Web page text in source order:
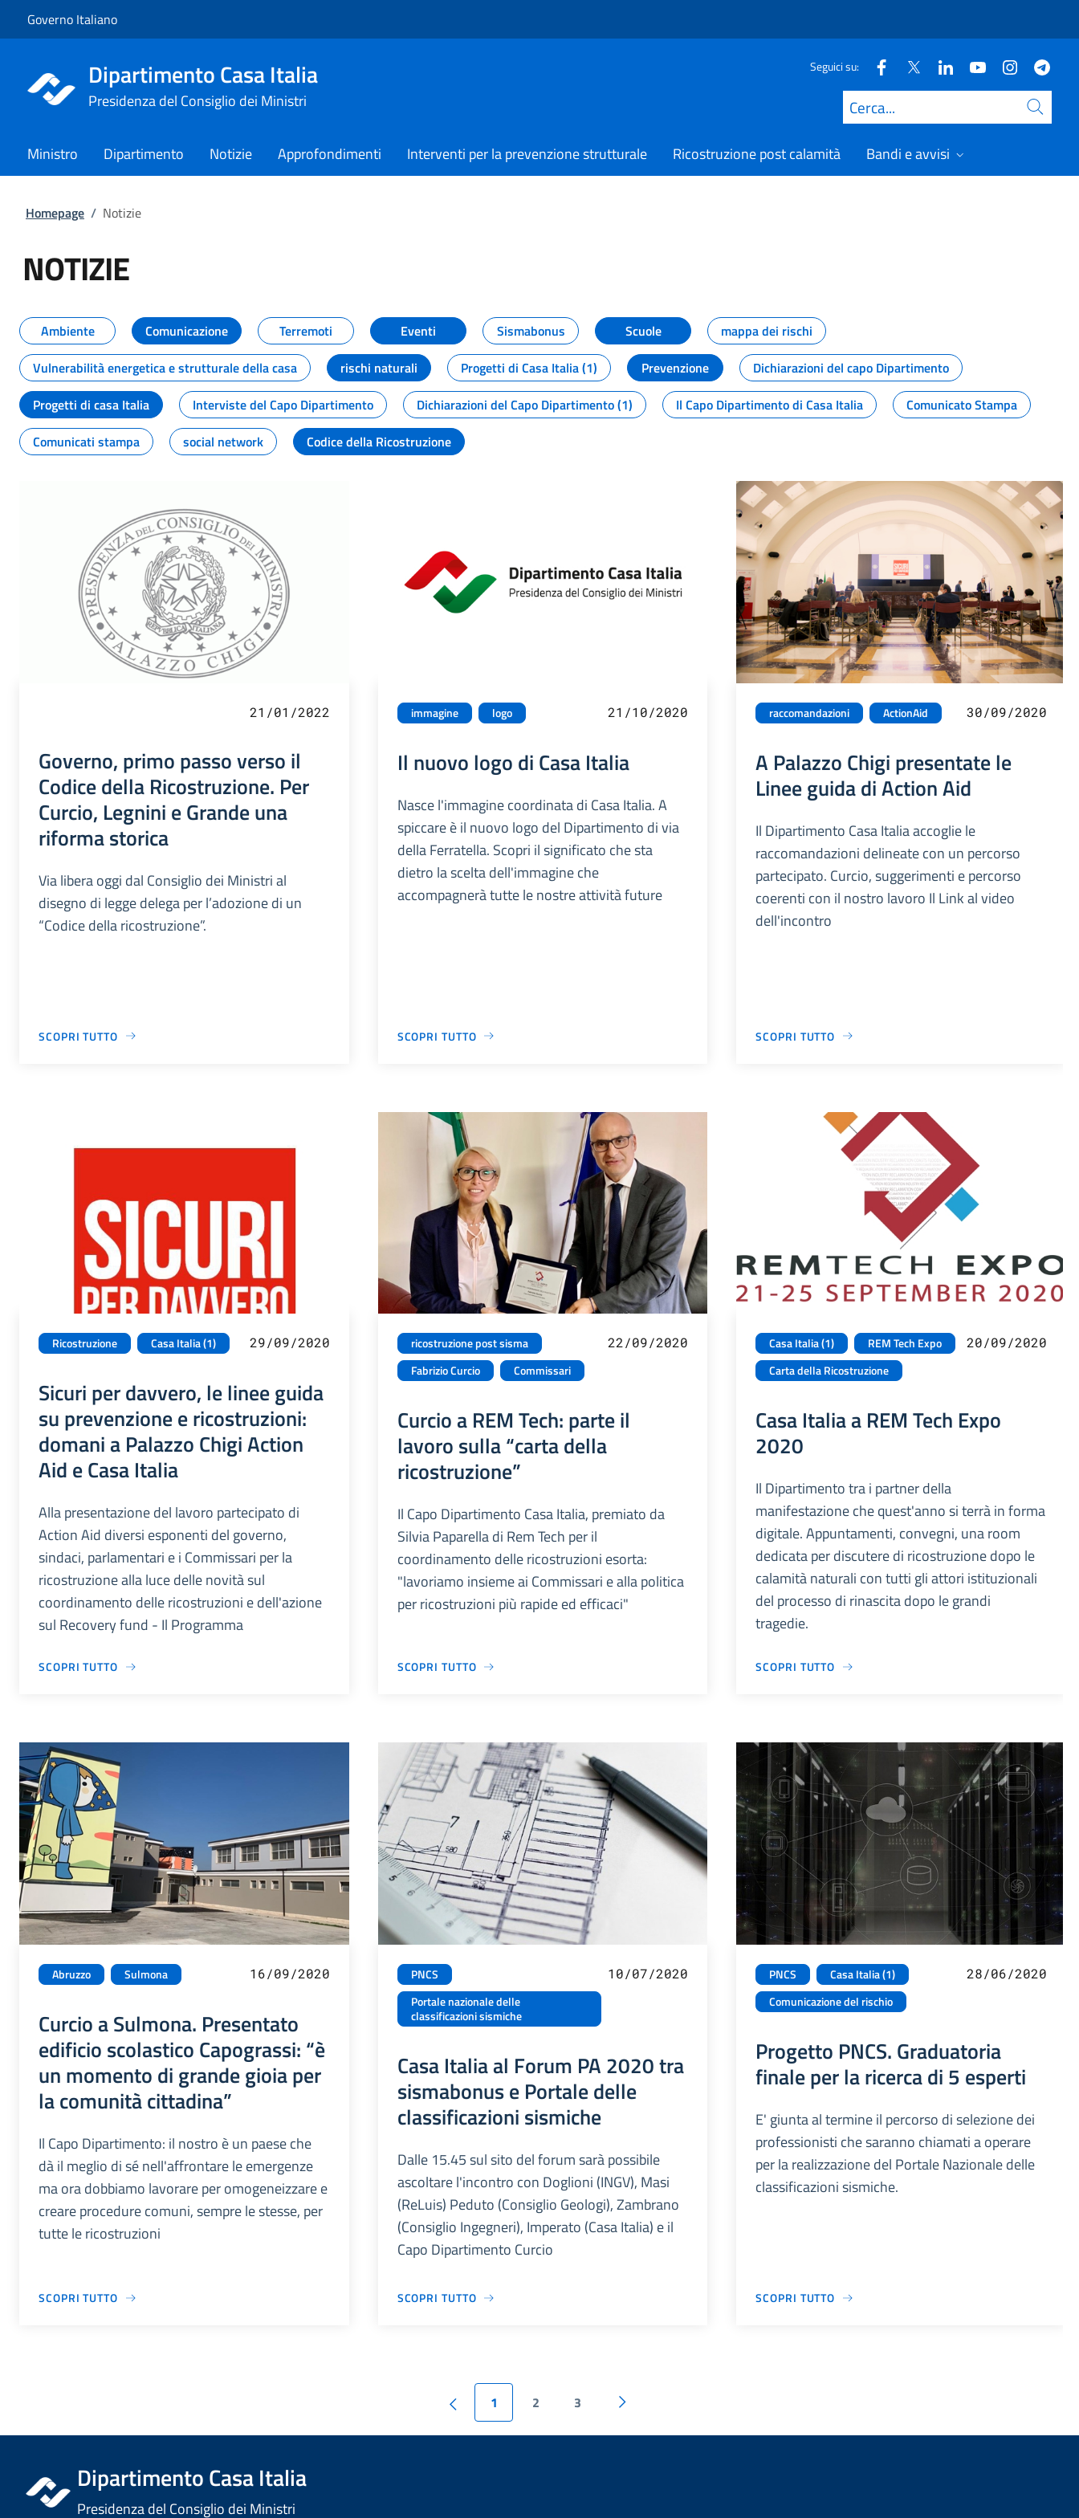
Governo Italiano
Dipartimento Casa Italia
Presidenza del Consiglio dei Ministri
Seguici su:
Cerca
Ministro Dipartimento Notizie Approfondimenti Interventi per la prevenzione strutturale Ricostruzione post calamità Bandi e avvisi
Homepage / Notizie
NOTIZIE
Tutti i contenuti della pagina NOTIZIE
Ambiente Comunicazione Terremoti Eventi Sismabonus Scuole
mappa dei rischi
Vulnerabilità energetica e strutturale della casa
rischi naturali Progetti di Casa Italia (1) Prevenzione
Dichiarazioni del capo Dipartimento
Progetti di casa Italia
Interviste del Capo Dipartimento Dichiarazioni del Capo Dipartimento (1) Il Capo Dipartimento di Casa Italia
Comunicato Stampa
Comunicati stampa
social network Codice della Ricostruzione
21/01/2022
Governo, primo passo verso il
Codice della Ricostruzione. Per
Curcio, Legnini e Grande una
riforma storica
Via libera oggi dal Consiglio dei Ministri al
disegno di legge delega per l’adozione di un
“Codice della ricostruzione”.
SCOPRI TUTTO
immagine logo 21/10/2020
Il nuovo logo di Casa Italia
Nasce l'immagine coordinata di Casa Italia. A
spiccare è il nuovo logo del Dipartimento di via
della Ferratella. Scopri il significato che sta
dietro la scelta dell'immagine che
accompagnerà tutte le nostre attività future
SCOPRI TUTTO
raccomandazioni ActionAid 30/09/2020
A Palazzo Chigi presentate le
Linee guida di Action Aid
Il Dipartimento Casa Italia accoglie le
raccomandazioni delineate con un percorso
partecipato. Curcio, suggerimenti e percorso
coerenti con il nostro lavoro Il Link al video
dell'incontro
SCOPRI TUTTO
Ricostruzione Casa Italia (1) 29/09/2020
Sicuri per davvero, le linee guida
su prevenzione e ricostruzioni:
domani a Palazzo Chigi Action
Aid e Casa Italia
Alla presentazione del lavoro partecipato di
Action Aid diversi esponenti del governo,
sindaci, parlamentari e i Commissari per la
ricostruzione alla luce delle novità sul
coordinamento delle ricostruzioni e dell'azione
sul Recovery fund - Il Programma
SCOPRI TUTTO
ricostruzione post sisma
Fabrizio Curcio
Commissari
22/09/2020
Curcio a REM Tech: parte il
lavoro sulla “carta della
ricostruzione”
Il Capo Dipartimento Casa Italia, premiato da
Silvia Paparella di Rem Tech per il
coordinamento delle ricostruzioni esorta:
"lavoriamo insieme ai Commissari e alla politica
per ricostruzioni più rapide ed efficaci"
SCOPRI TUTTO
Casa Italia (1)
REM Tech Expo
Carta della Ricostruzione
20/09/2020
Casa Italia a REM Tech Expo
2020
Il Dipartimento tra i partner della
manifestazione che quest'anno si terrà in forma
digitale. Appuntamenti, convegni, una room
dedicata per discutere di ricostruzione dopo le
calamità naturali con tutti gli attori istituzionali
del processo di rinascita dopo le grandi
tragedie.
SCOPRI TUTTO
Abruzzo Sulmona 16/09/2020
Curcio a Sulmona. Presentato
edificio scolastico Capograssi: “è
un momento di grande gioia per
la comunità cittadina”
Il Capo Dipartimento: il nostro è un paese che
dà il meglio di sé nell'affrontare le emergenze
ma ora dobbiamo lavorare per omogeneizzare e
creare procedure comuni, sempre le stesse, per
tutte le ricostruzioni
SCOPRI TUTTO
PNCS
Portale nazionale delle
classificazioni sismiche
10/07/2020
Casa Italia al Forum PA 2020 tra
sismabonus e Portale delle
classificazioni sismiche
Dalle 15.45 sul sito del forum sarà possibile
ascoltare l'incontro con Doglioni (INGV), Masi
(ReLuis) Peduto (Consiglio Geologi), Zambrano
(Consiglio Ingegneri), Imperato (Casa Italia) e il
Capo Dipartimento Curcio
SCOPRI TUTTO
PNCS
Casa Italia (1)
Comunicazione del rischio
28/06/2020
Progetto PNCS. Graduatoria
finale per la ricerca di 5 esperti
E' giunta al termine il percorso di selezione dei
professionisti che saranno chiamati a operare
per la realizzazione del Portale Nazionale delle
classificazioni sismiche.
SCOPRI TUTTO
1 2 3
Dipartimento Casa Italia
Presidenza del Consiglio dei Ministri